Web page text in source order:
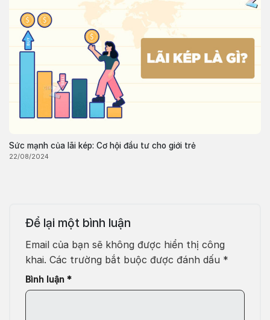
Sức mạnh của lãi kép: Cơ hội đầu tư cho giới trẻ
22/08/2024
Để lại một bình luận
Email của bạn sẽ không được hiển thị công
khai. Các trường bắt buộc được đánh dấu *
Bình luận *